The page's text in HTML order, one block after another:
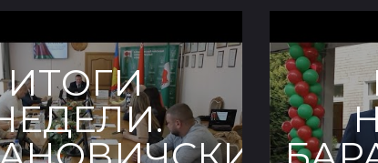
ИТОГИ